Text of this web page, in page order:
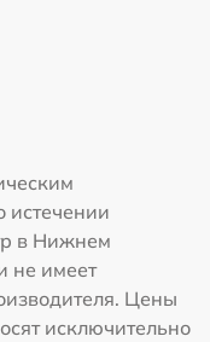
истечении
в Нижнем
не имеет
Цены
исключительно